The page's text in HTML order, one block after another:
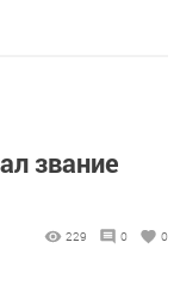
звание
229 0 0